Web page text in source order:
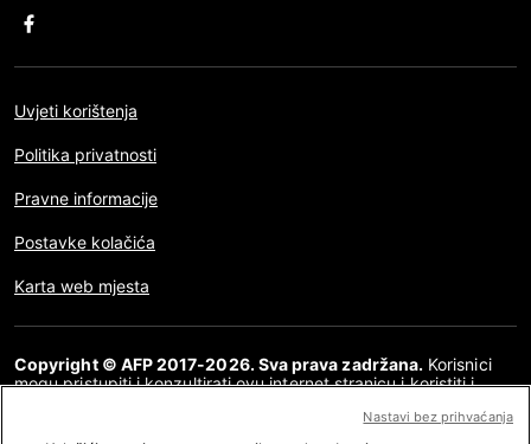
Uvjeti korištenja
Politika privatnosti
Pravne informacije
Postavke kolačića
Karta web mjesta
Copyright © AFP 2017-2026. Sva prava zadržana. Korisnici
mogu pristupiti i konzultirati ovu internet stranicu i koristiti i
kakva druga uporaba, posebno bilo kakva vrsta reproduciranja,
Nastavi bez prihvaćanja